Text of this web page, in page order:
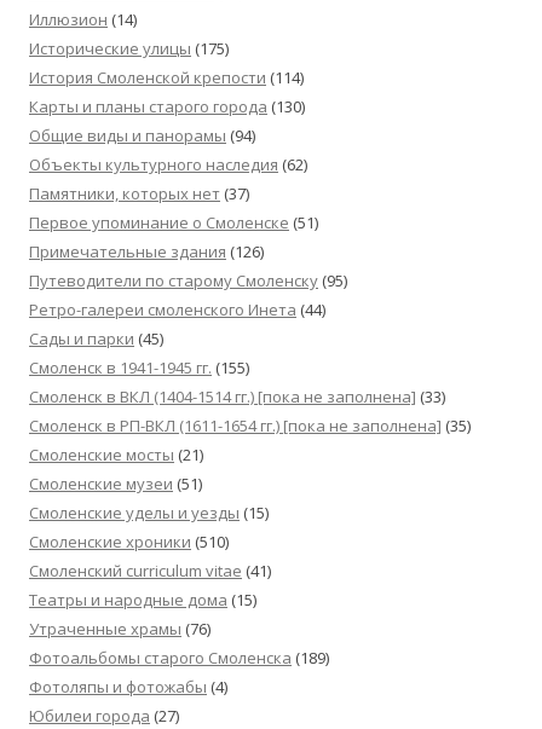
Иллюзион (14)
Исторические улицы (175)
История Смоленской крепости (114)
Карты и планы старого города (130)
Общие виды и панорамы (94)
Объекты культурного наследия (62)
Памятники, которых нет (37)
Первое упоминание о Смоленске (51)
Примечательные здания (126)
Путеводители по старому Смоленску (95)
Ретро-галереи смоленского Инета (44)
Сады и парки (45)
Смоленск в 1941-1945 гг. (155)
Смоленск в ВКЛ (1404-1514 гг.) [пока не заполнена] (33)
Смоленск в РП-ВКЛ (1611-1654 гг.) [пока не заполнена] (35)
Смоленские мосты (21)
Смоленские музеи (51)
Смоленские уделы и уезды (15)
Смоленские хроники (510)
Смоленский сurriculum vitae (41)
Театры и народные дома (15)
Утраченные храмы (76)
Фотоальбомы старого Смоленска (189)
Фотоляпы и фотожабы (4)
Юбилеи города (27)